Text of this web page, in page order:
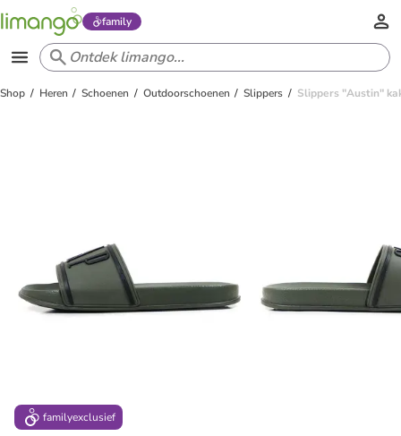
family
Shop Heren Schoenen Outdoorschoenen Slippers Slippers "Austin"
familyexclusief